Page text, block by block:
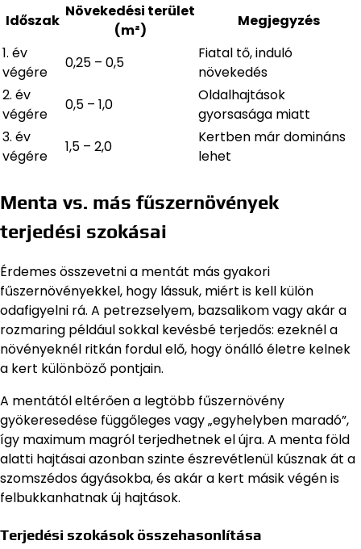
Időszak
Növekedési terület
(m²)
Megjegyzés
1. év
végére
0,25 – 0,5
Fiatal tő, induló
növekedés
2. év
végére
0,5 – 1,0
Oldalhajtások
gyorsasága miatt
3. év
végére
1,5 – 2,0
Kertben már domináns
lehet
Menta vs. más fűszernövények
terjedési szokásai
Érdemes összevetni a mentát más gyakori
fűszernövényekkel, hogy lássuk, miért is kell külön
odafigyelni rá. A petrezselyem, bazsalikom vagy akár a
rozmaring például sokkal kevésbé terjedős: ezeknél a
növényeknél ritkán fordul elő, hogy önálló életre kelnek
a kert különböző pontjain.
A mentától eltérően a legtöbb fűszernövény
gyökeresedése függőleges vagy „egyhelyben maradó”,
így maximum magról terjedhetnek el újra. A menta föld
alatti hajtásai azonban szinte észrevétlenül kúsznak át a
szomszédos ágyásokba, és akár a kert másik végén is
felbukkanhatnak új hajtások.
Terjedési szokások összehasonlítása